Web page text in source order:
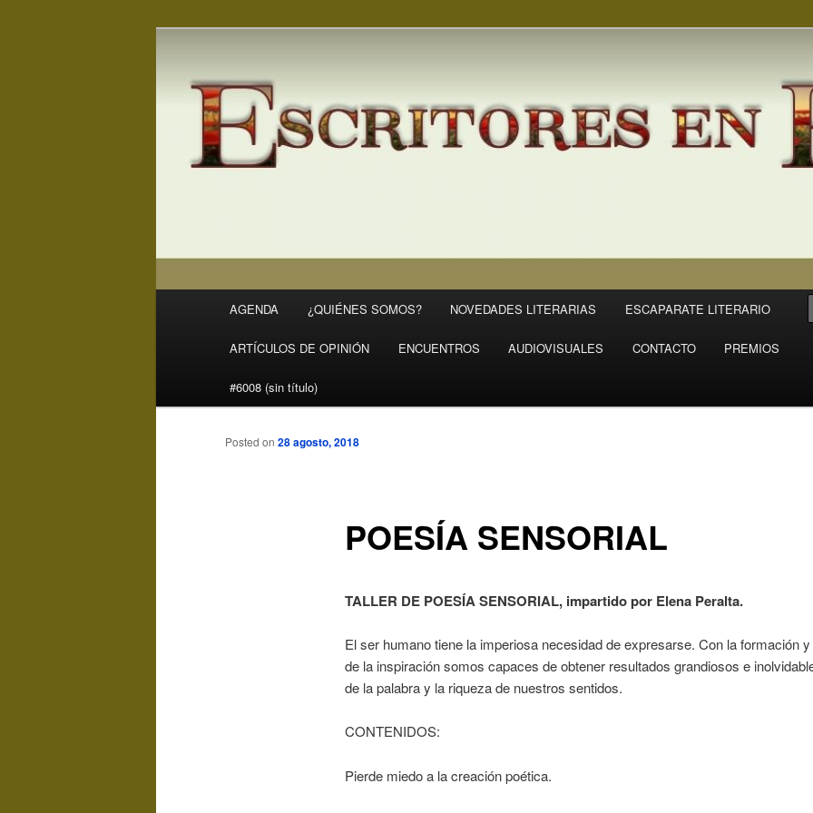
ER
AGENDA ¿QUIÉNES SOMOS? NOVEDADES LITERARIAS ESCAPARATE LITERARIO
ARTÍCULOS DE OPINIÓN ENCUENTROS AUDIOVISUALES CONTACTO PREMIOS
#6008 (sin título)
POESÍA SENSORIAL
Posted on 28 agosto, 2018
TALLER DE POESÍA SENSORIAL, impartido por Elena Peralta.
El ser humano tiene la imperiosa necesidad de expresarse. Con la formación
de la inspiración somos capaces de obtener resultados grandiosos e
de la palabra y la riqueza de nuestros sentidos.
CONTENIDOS:
Pierde miedo a la creación poética.